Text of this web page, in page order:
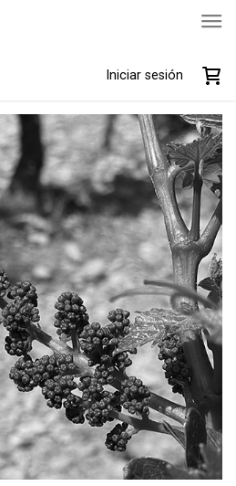
Iniciar sesión